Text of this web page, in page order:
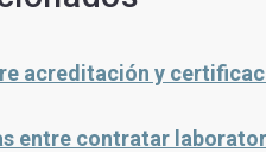
acreditación y
entre contratar